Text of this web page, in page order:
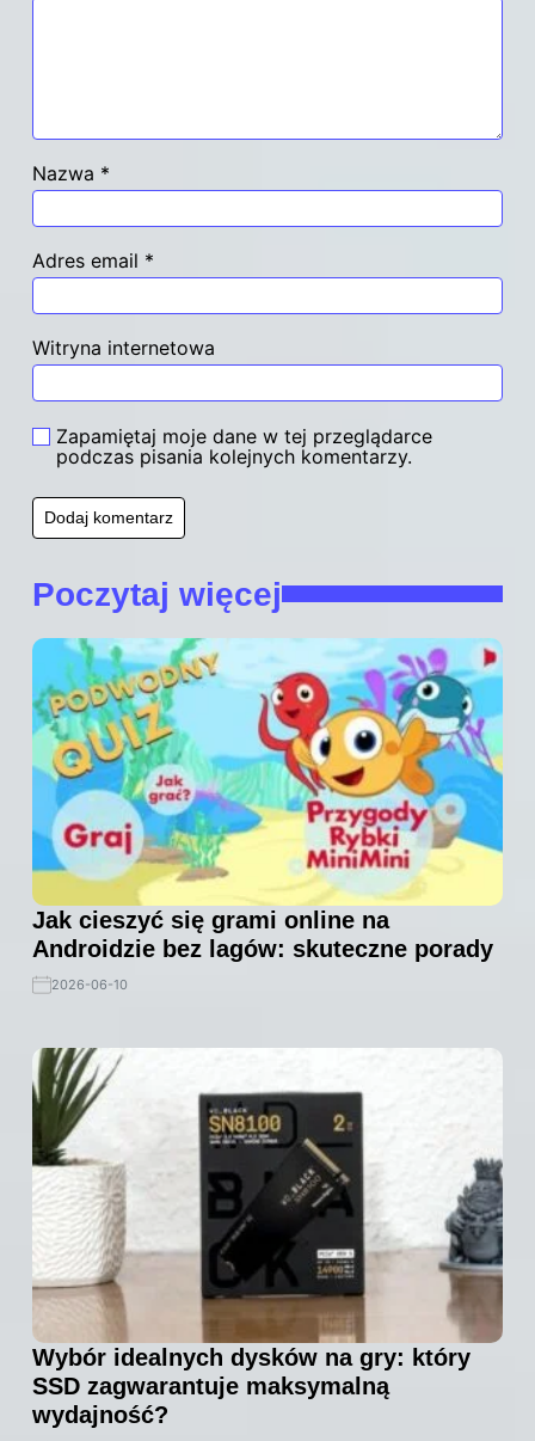
Nazwa *
Adres email *
Witryna internetowa
Zapamiętaj moje dane w tej przeglądarce
podczas pisania kolejnych komentarzy.
Poczytaj więcej
Jak cieszyć się grami online na
Androidzie bez lagów: skuteczne porady
2026-06-10
Wybór idealnych dysków na gry: który
SSD zagwarantuje maksymalną
wydajność?